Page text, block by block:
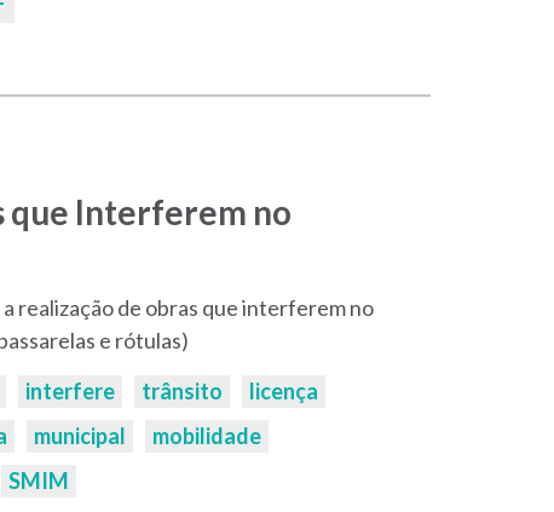
que Interferem no
realização de obras que interferem no
e rótulas)
interfere trânsito
licença
municipal
mobilidade
SMIM